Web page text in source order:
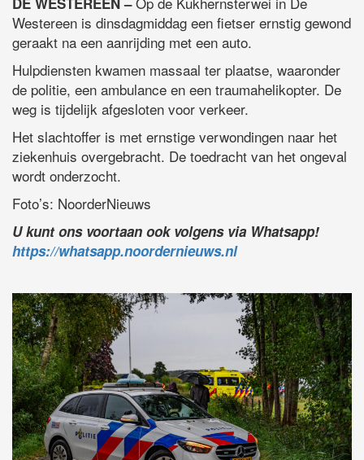
Westereen is dinsdagmiddag een fietser ernstig gewond
geraakt na een aanrijding met een auto.
Hulpdiensten kwamen massaal ter plaatse, waaronder
de politie, een ambulance en een traumahelikopter. De
weg is tijdelijk afgesloten voor verkeer.
Het slachtoffer is met ernstige verwondingen naar het
ziekenhuis overgebracht. De toedracht van het ongeval
wordt onderzocht.
Foto’s: NoorderNieuws
U kunt ons voortaan ook volgens via Whatsapp!
https://whatsapp.noordernieuws.nl